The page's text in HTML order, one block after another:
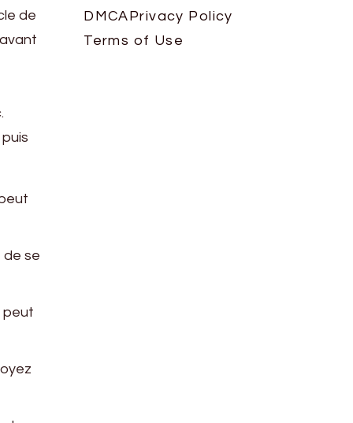
de
de se
peut
DMCAPrivacy Policy
Terms of Use